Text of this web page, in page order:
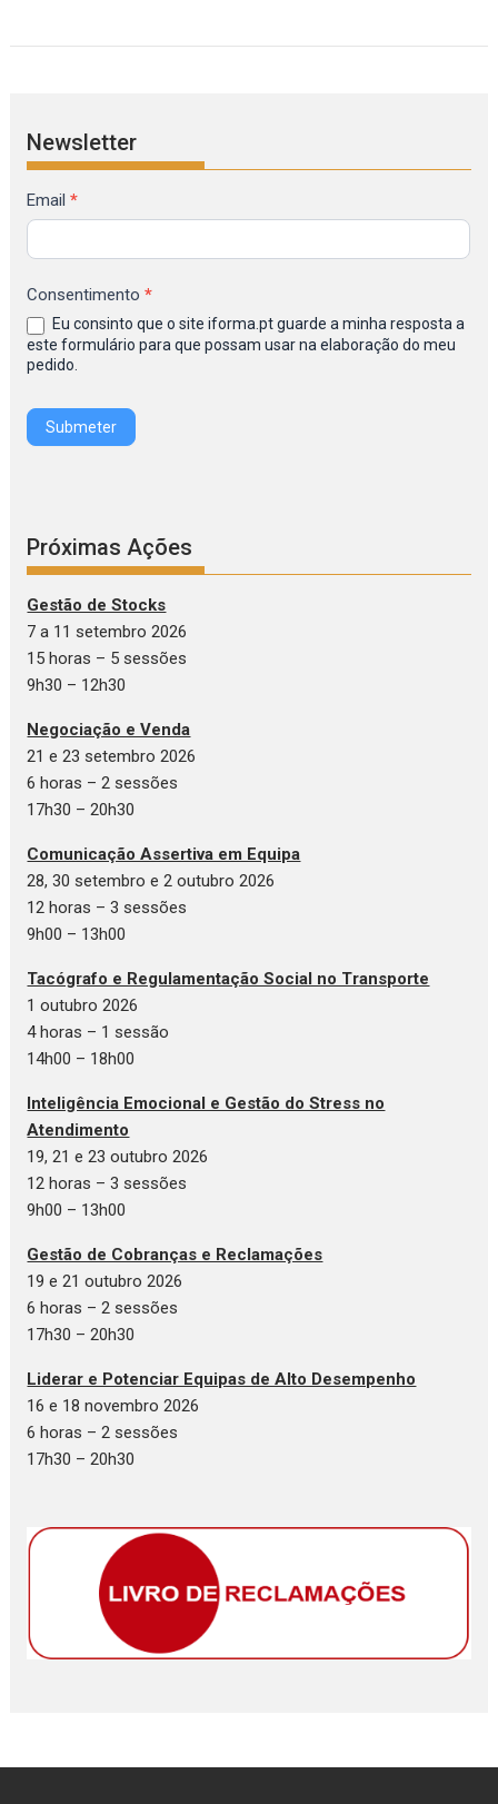
Newsletter
Formulário
de
Inscrição
Newsletter
IFORMA
Email*
Consentimento*
este formulário para que possam usar na elaboração do meu
pedido.
Submeter
Próximas Ações
Gestão de Stocks
7 a 11 setembro 2026
15 horas – 5 sessões
9h30 – 12h30
Negociação e Venda
21 e 23 setembro 2026
6 horas – 2 sessões
17h30 – 20h30
Comunicação Assertiva em Equipa
28, 30 setembro e 2 outubro 2026
12 horas – 3 sessões
9h00 – 13h00
Tacógrafo e Regulamentação Social no Transporte
1 outubro 2026
4 horas – 1 sessão
14h00 – 18h00
Inteligência Emocional e Gestão do Stress no
Atendimento
19, 21 e 23 outubro 2026
12 horas – 3 sessões
9h00 – 13h00
Gestão de Cobranças e Reclamações
19 e 21 outubro 2026
6 horas – 2 sessões
17h30 – 20h30
Liderar e Potenciar Equipas de Alto Desempenho
16 e 18 novembro 2026
6 horas – 2 sessões
17h30 – 20h30